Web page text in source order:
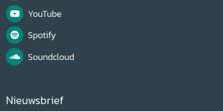
YouTube
Spotify
Soundcloud
Nieuwsbrief